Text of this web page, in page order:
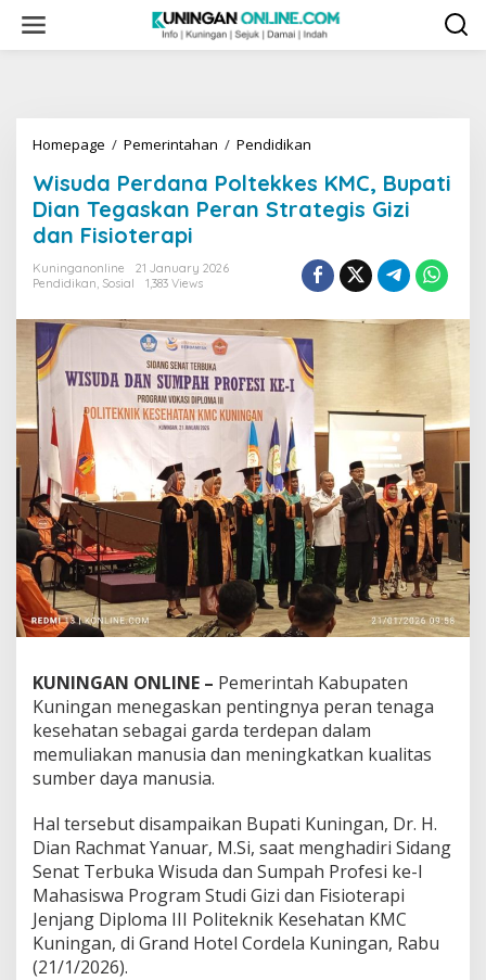
content
Homepage / Pemerintahan / Pendidikan
Poltekkes
KMC,
Bupati
Tegaskan
Peran
Gizi
dan
Fisioterapi
Wisuda Perdana Poltekkes KMC, Bupati
Dian Tegaskan Peran Strategis Gizi
dan Fisioterapi
Kuninganonline
21 January 2026
Pendidikan, Sosial 1,383 Views
KUNINGAN ONLINE – Pemerintah Kabupaten
Kuningan menegaskan pentingnya peran tenaga
kesehatan sebagai garda terdepan dalam
memuliakan manusia dan meningkatkan kualitas
sumber daya manusia.
Hal tersebut disampaikan Bupati Kuningan, Dr. H.
Dian Rachmat Yanuar, M.Si, saat menghadiri Sidang
Senat Terbuka Wisuda dan Sumpah Profesi ke-I
Mahasiswa Program Studi Gizi dan Fisioterapi
Jenjang Diploma III Politeknik Kesehatan KMC
Kuningan, di Grand Hotel Cordela Kuningan, Rabu
(21/1/2026).